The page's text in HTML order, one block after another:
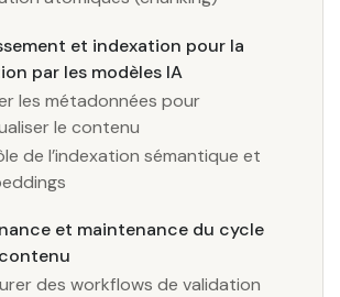
et indexation pour la
par les modèles IA
les métadonnées pour
le contenu
de l’indexation sémantique et
et maintenance du cycle
des workflows de validation